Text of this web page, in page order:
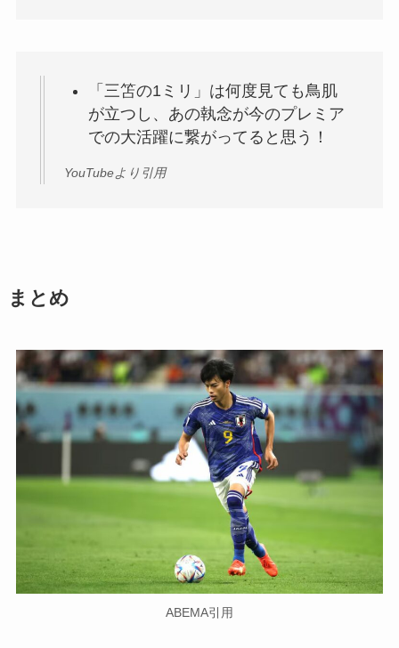
「三笘の1ミリ」は何度見ても鳥肌
が立つし、あの執念が今のプレミア
での大活躍に繋がってると思う！
YouTubeより引用
まとめ
ABEMA引用